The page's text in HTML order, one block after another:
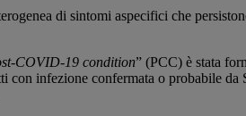
di sintomi aspecifici che
COVID-19 condition” (PCC) è stata
infezione confermata o probabile